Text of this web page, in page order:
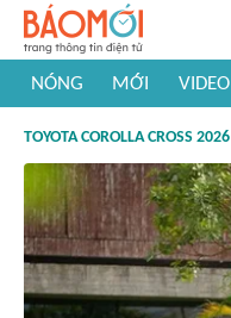
NÓNG MỚI VIDEO
#Khám phá thế giới
TOYOTA COROLLA CROSS 2026